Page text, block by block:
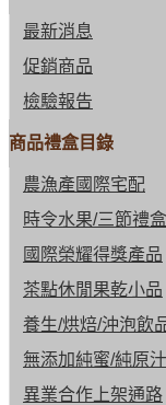
最新消息
促銷商品
檢驗報告
商品禮盒目錄
農漁產國際宅配
時令水果/三節禮盒
國際榮耀得獎產品
茶點休閒果乾小品
養生/烘焙/沖泡飲
無添加純蜜/純原汁
異業合作上架通路